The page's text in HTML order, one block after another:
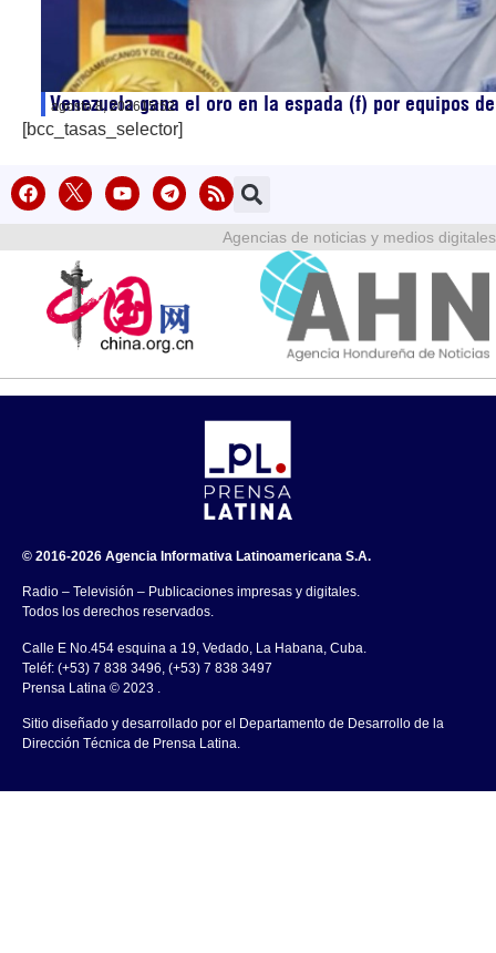
Venezuela gana el oro en la espada (f) por equipos
agosto 8, 202615:52
[bcc_tasas_selector]
Agencias de noticias y medios digitales
© 2016-2026 Agencia Informativa Latinoamericana S.A.
Radio – Televisión – Publicaciones impresas y digitales.
Todos los derechos reservados.
Calle E No.454 esquina a 19, Vedado, La Habana, Cuba.
Teléf: (+53) 7 838 3496, (+53) 7 838 3497
Prensa Latina © 2023 .
Sitio diseñado y desarrollado por el Departamento de Desarrollo de la
Dirección Técnica de Prensa Latina.